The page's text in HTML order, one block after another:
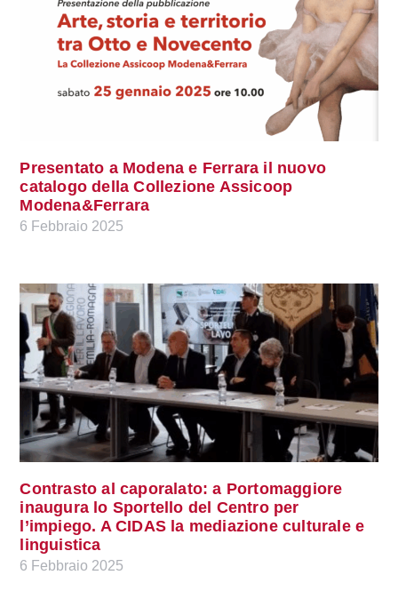
Presentato a Modena e Ferrara il nuovo
catalogo della Collezione Assicoop
Modena&Ferrara
6 Febbraio 2025
Contrasto al caporalato: a Portomaggiore
inaugura lo Sportello del Centro per
l’impiego. A CIDAS la mediazione culturale e
linguistica
6 Febbraio 2025